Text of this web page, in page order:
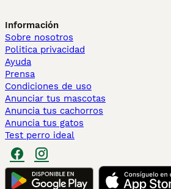
Información
Sobre nosotros
Politica privacidad
Ayuda
Prensa
Condiciones de uso
Anunciar tus mascotas
Anuncia tus cachorros
Anuncia tus gatos
Test perro ideal